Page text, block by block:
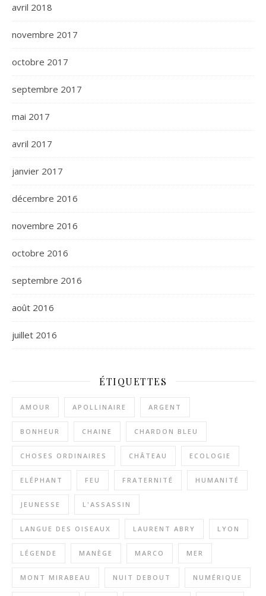
avril 2018
novembre 2017
octobre 2017
septembre 2017
mai 2017
avril 2017
janvier 2017
décembre 2016
novembre 2016
octobre 2016
septembre 2016
août 2016
juillet 2016
ÉTIQUETTES
AMOUR APOLLINAIRE ARGENT
BONHEUR CHAINE CHARDON BLEU
CHOSES ORDINAIRES CHÂTEAU ECOLOGIE
ELÉPHANT FEU FRATERNITÉ HUMANITÉ
JEUNESSE L'ASSASSIN
LANGUE DES OISEAUX LAURENT ABRY LYON
LÉGENDE MANÈGE MARCO MER
MONT MIRABEAU NUIT DEBOUT NUMÉRIQUE